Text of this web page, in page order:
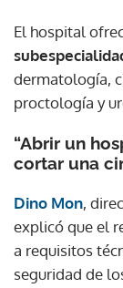
El hospital
dermatología,
proctología y
“Abrir un
cortar una
Dino Mon,
explicó que el
a requisitos
seguridad de